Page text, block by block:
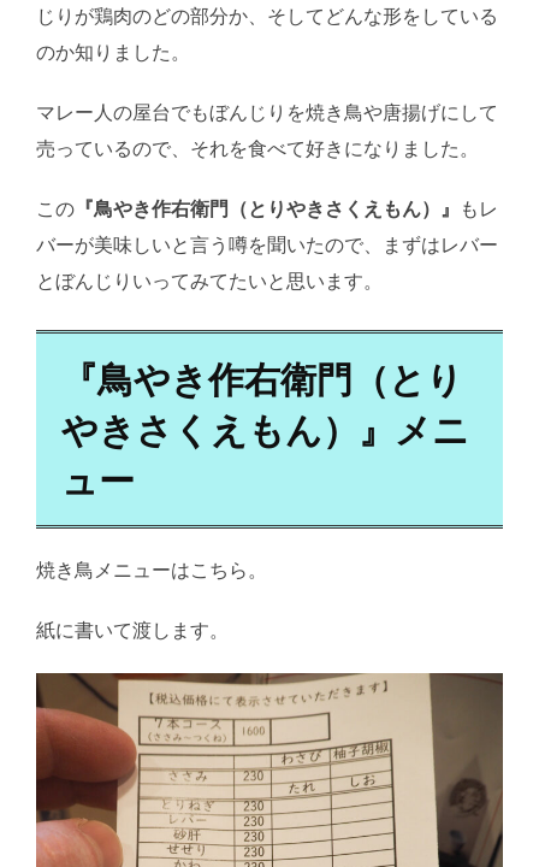
じりが鶏肉のどの部分か、そしてどんな形をしている
のか知りました。
マレー人の屋台でもぼんじりを焼き鳥や唐揚げにして
売っているので、それを食べて好きになりました。
この 『鳥やき作右衛門（とりやきさくえもん）』
もレ
バーが美味しいと言う噂を聞いたので、まずはレバー
とぼんじりいってみてたいと思います。
『鳥やき作右衛門（とり
やきさくえもん）』メニ
ュー
焼き鳥メニューはこちら。
紙に書いて渡します。